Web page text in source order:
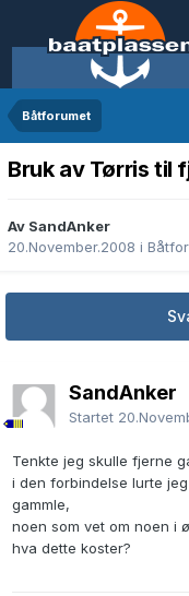
Båtforumet
Bruk av Tørris til
Av SandAnker
20.November.2008 i
SandAnker
Startet
Tenkte jeg skulle fjerne
i den forbindelse lurte
gammle,
noen som vet om noen i
hva dette koster?